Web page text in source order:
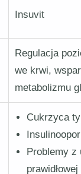
Insuvit
Regulacja
we krwi,
metabolizmu
Cukrzyca
Problemy z